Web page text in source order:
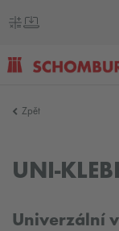
Zpět
UNI-
Univerzální